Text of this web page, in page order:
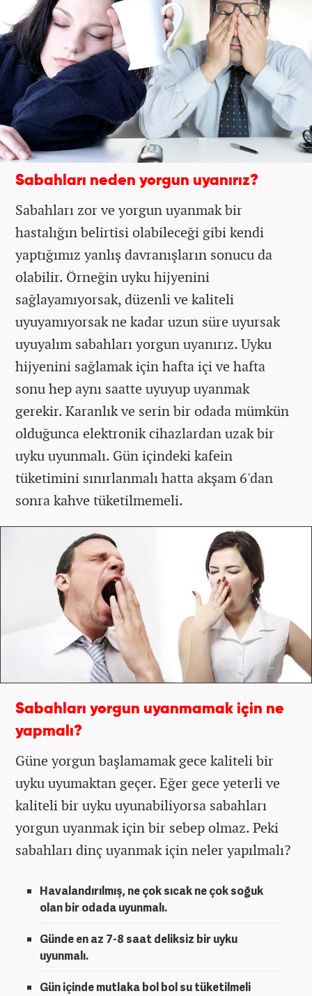
Sabahları neden yorgun uyanırız?
Sabahları zor ve yorgun uyanmak bir
hastalığın belirtisi olabileceği gibi kendi
yaptığımız yanlış davranışların sonucu da
olabilir. Örneğin uyku hijyenini
sağlayamıyorsak, düzenli ve kaliteli
uyuyamıyorsak ne kadar uzun süre uyursak
uyuyalım sabahları yorgun uyanırız. Uyku
hijyenini sağlamak için hafta içi ve hafta
sonu hep aynı saatte uyuyup uyanmak
gerekir. Karanlık ve serin bir odada mümkün
olduğunca elektronik cihazlardan uzak bir
uyku uyunmalı. Gün içindeki kafein
tüketimini sınırlanmalı hatta akşam 6'dan
sonra kahve tüketilmemeli.
Sabahları yorgun uyanmamak için ne
yapmalı?
Güne yorgun başlamamak gece kaliteli bir
uyku uyumaktan geçer. Eğer gece yeterli ve
kaliteli bir uyku uyunabiliyorsa sabahları
yorgun uyanmak için bir sebep olmaz. Peki
sabahları dinç uyanmak için neler yapılmalı?
Havalandırılmış, ne çok sıcak ne çok soğuk
olan bir odada uyunmalı.
Günde en az 7-8 saat deliksiz bir uyku
uyunmalı.
Gün içinde mutlaka bol bol su tüketilmeli